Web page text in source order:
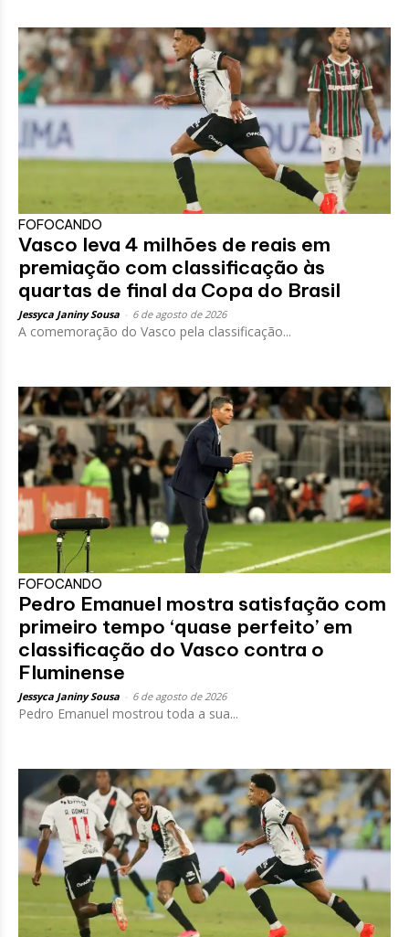
FOFOCANDO
Vasco leva 4 milhões de reais em
premiação com classificação às
quartas de final da Copa do Brasil
Jessyca Janiny Sousa 6 de agosto de 2026
A comemoração do Vasco pela classificação...
FOFOCANDO
Pedro Emanuel mostra satisfação com
primeiro tempo ‘quase perfeito’ em
classificação do Vasco contra o
Fluminense
Jessyca Janiny Sousa 6 de agosto de 2026
Pedro Emanuel mostrou toda a sua...